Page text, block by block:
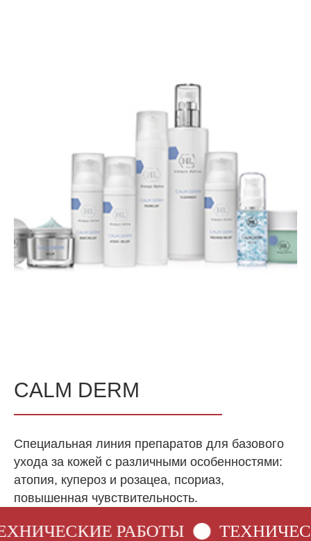
CALM DERM
Специальная линия препаратов для базового
ухода за кожей с различными особенностями:
атопия, купероз и розацеа, псориаз,
повышенная чувствительность.
РАБОТЫ